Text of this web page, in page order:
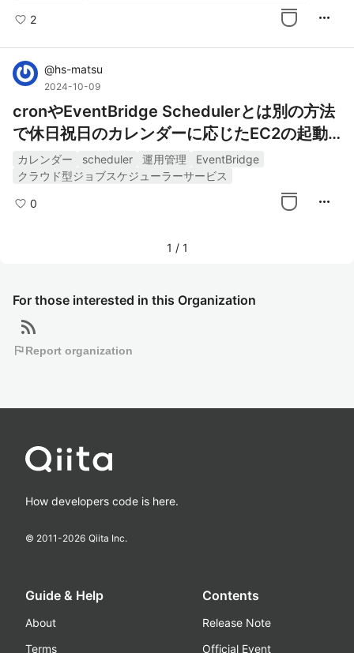
For those interested in this Organization
rss_feed
flagReport organization
2 more_horiz
@hs-matsu
2024-10-09
cronやEventBridge Schedulerとは別の方法
で休日祝日のカレンダーに応じたEC2の起動/
停止をやってみた
カレンダー scheduler 運用管理
EventBridge
クラウド型ジョブスケジューラーサービス
0 more_horiz
1 / 1
How developers code is here.
© 2011-2026 Qiita Inc.
Guide & Help
About
Terms
Contents
Release Note
Official Event